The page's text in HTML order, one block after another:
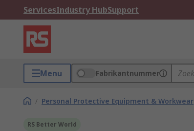
ServicesIndustry HubSupport
Menu Fabrikantnummer
/ Personal Protective Equipment & Workwear
RS Better World